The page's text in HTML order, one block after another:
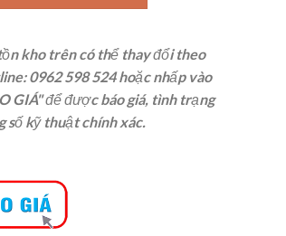
kho trên có thể thay đổi theo
0962 598 524hoặc nhấp vào
GIÁ" để được báo giá, tình trạng
số kỹ thuật chính xác.